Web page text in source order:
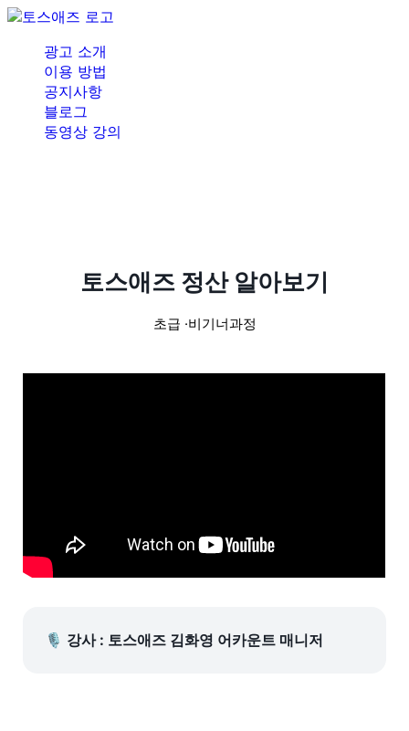
광고 소개
이용 방법
공지사항
블로그
동영상 강의
토스애즈 정산 알아보기
초급 비기너과정
🎙️ 강사 : 토스애즈 김화영 어카운트 매니저